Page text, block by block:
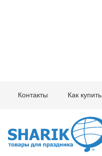
Контакты Как купить
Расширенный поиск
Шары латексные